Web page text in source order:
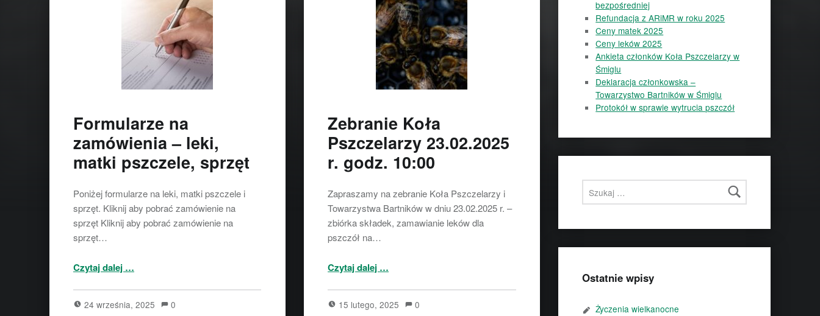
Formularze na
zamówienia – leki,
matki pszczele, sprzęt
Poniżej formularze na leki, matki pszczele i
sprzęt. Kliknij aby pobrać zamówienie na
sprzęt Kliknij aby pobrać zamówienie na
sprzęt…
Czytaj dalej …
24 września, 2025 0
Zebranie Koła
Pszczelarzy 23.02.2025
r. godz. 10:00
Zapraszamy na zebranie Koła Pszczelarzy i
Towarzystwa Bartników w dniu 23.02.2025 r. –
zbiórka składek, zamawianie leków dla
pszczół na…
Czytaj dalej …
15 lutego, 2025 0
bezpośredniej
Refundacja z ARiMR w roku 2025
Ceny matek 2025
Ceny leków 2025
Ankieta członków Koła Pszczelarzy w
Śmiglu
Deklaracja członkowska –
Towarzystwo Bartników w Śmiglu
Protokół w sprawie wytrucia pszczół
Szukaj:
Ostatnie wpisy
Życzenia wielkanocne